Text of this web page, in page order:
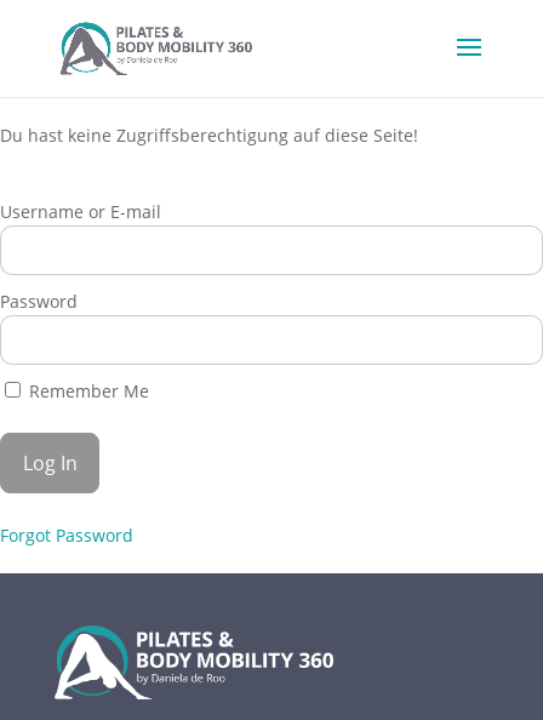
Du hast keine Zugriffsberechtigung auf diese Seite!
Username or E-mail
Password
Remember Me
Forgot Password